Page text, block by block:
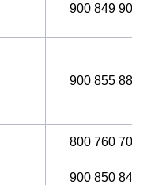
900 849 900
900 855 885
800 760 706
900 850 840